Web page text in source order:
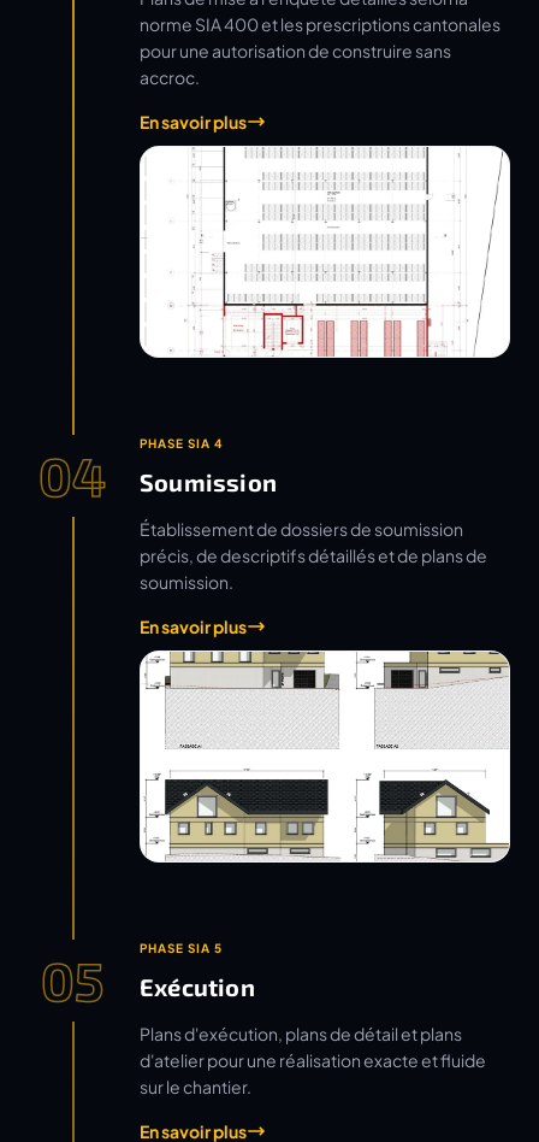
norme SIA 400 et les prescriptions cantonales
pour une autorisation de construire sans
accroc.
En savoir plus
04 PHASE SIA 4
Soumission
Établissement de dossiers de soumission
précis, de descriptifs détaillés et de plans de
soumission.
En savoir plus
05 PHASE SIA 5
Exécution
Plans d'exécution, plans de détail et plans
d'atelier pour une réalisation exacte et fluide
sur le chantier.
En savoir plus